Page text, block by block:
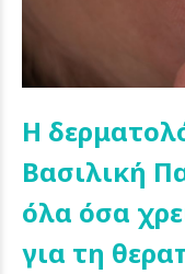
Η
Βασιλική
όλα όσα
για τη